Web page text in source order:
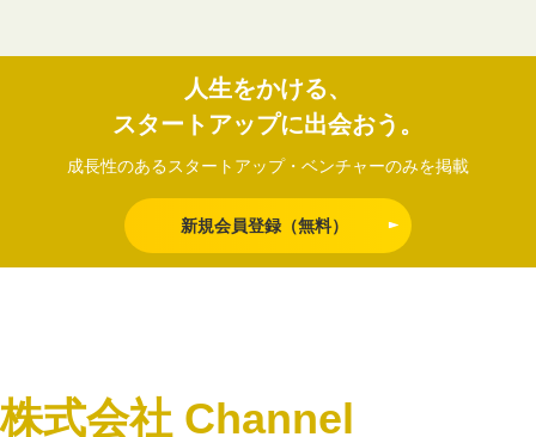
人生をかける、
スタートアップに出会おう。
成長性のあるスタートアップ・ベンチャーのみを掲載
新規会員登録（無料）
株式会社 Channel